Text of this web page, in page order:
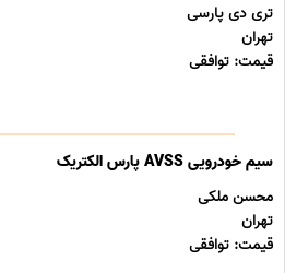
تری دی پارسی
تهران
قیمت: توافقی
سیم خودرویی AVSS پارس الکتریک
محسن ملکی
تهران
قیمت: توافقی